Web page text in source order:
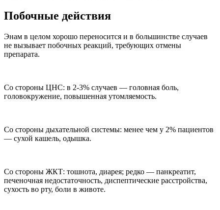
Побочные действия
Энам в целом хорошо переносится и в большинстве случаев
не вызывает побочных реакций, требующих отмены
препарата.
Со стороны ЦНС: в 2-3% случаев — головная боль,
головокружение, повышенная утомляемость.
Со стороны дыхательной системы: менее чем у 2% пациентов
— сухой кашель, одышка.
Со стороны ЖКТ: тошнота, диарея; редко — панкреатит,
печеночная недостаточность, диспептические расстройства,
сухость во рту, боли в животе.